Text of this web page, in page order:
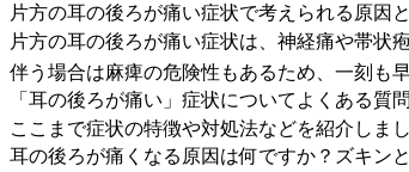
片方の耳の後ろが痛い症状で考えられる原因
片方の耳の後ろが痛い症状は、神経痛や帯状
伴う場合は麻痺の危険性もあるため、一刻も
「耳の後ろが痛い」症状についてよくある質問
ここまで症状の特徴や対処法などを紹介しま
耳の後ろが痛くなる原因は何ですか？ズキン